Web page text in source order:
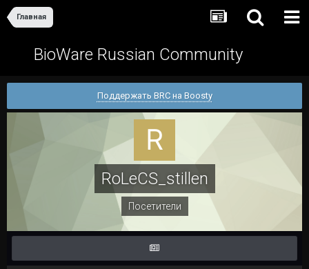
Главная
BioWare Russian Community
Поддержать BRC на Boosty
RoLeCS_stillen
Посетители